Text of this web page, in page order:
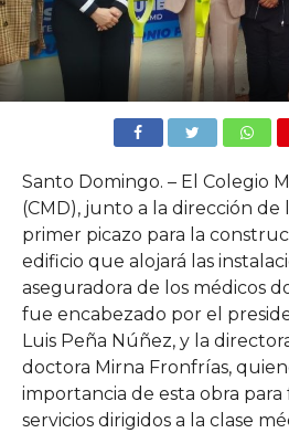
Santo Domingo. – El Colegio
(CMD), junto a la dirección de
primer picazo para la
edificio que alojará las
aseguradora de los médicos
fue encabezado por el
Luis Peña Núñez, y la
doctora Mirna Fronfrías,
importancia de esta obra
servicios dirigidos a la clase